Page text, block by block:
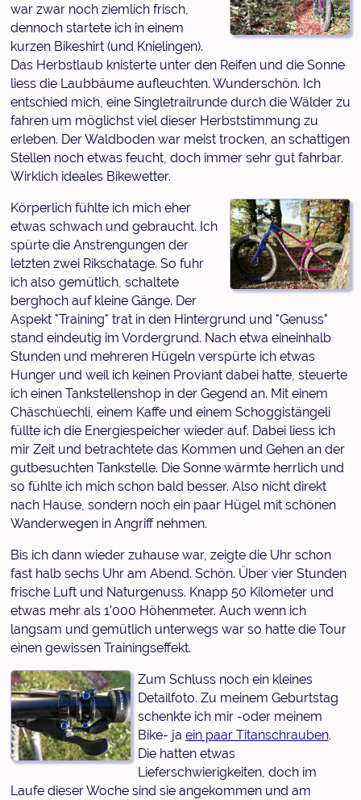
war zwar noch ziemlich frisch,
dennoch startete ich in einem
kurzen Bikeshirt (und Knielingen).
Das Herbstlaub knisterte unter den Reifen und die Sonne
liess die Laubbäume aufleuchten. Wunderschön. Ich
entschied mich, eine Singletrailrunde durch die Wälder zu
fahren um möglichst viel dieser Herbststimmung zu
erleben. Der Waldboden war meist trocken, an schattigen
Stellen noch etwas feucht, doch immer sehr gut fahrbar.
Wirklich ideales Bikewetter.
Körperlich fühlte ich mich eher
etwas schwach und gebraucht. Ich
spürte die Anstrengungen der
letzten zwei Rikschatage. So fuhr
ich also gemütlich, schaltete
berghoch auf kleine Gänge. Der
Aspekt "Training" trat in den Hintergrund und "Genuss"
stand eindeutig im Vordergrund. Nach etwa eineinhalb
Stunden und mehreren Hügeln verspürte ich etwas
Hunger und weil ich keinen Proviant dabei hatte, steuerte
ich einen Tankstellenshop in der Gegend an. Mit einem
Chäschüechli, einem Kaffe und einem Schoggistängeli
füllte ich die Energiespeicher wieder auf. Dabei liess ich
mir Zeit und betrachtete das Kommen und Gehen an der
gutbesuchten Tankstelle. Die Sonne wärmte herrlich und
so fühlte ich mich schon bald besser. Also nicht direkt
nach Hause, sondern noch ein paar Hügel mit schönen
Wanderwegen in Angriff nehmen.
Bis ich dann wieder zuhause war, zeigte die Uhr schon
fast halb sechs Uhr am Abend. Schön. Über vier Stunden
frische Luft und Naturgenuss. Knapp 50 Kilometer und
etwas mehr als 1'000 Höhenmeter. Auch wenn ich
langsam und gemütlich unterwegs war so hatte die Tour
einen gewissen Trainingseffekt.
Zum Schluss noch ein kleines
Detailfoto. Zu meinem Geburtstag
schenkte ich mir -oder meinem
Bike- ja ein paar Titanschrauben.
Die hatten etwas
Lieferschwierigkeiten, doch im
Laufe dieser Woche sind sie angekommen und am